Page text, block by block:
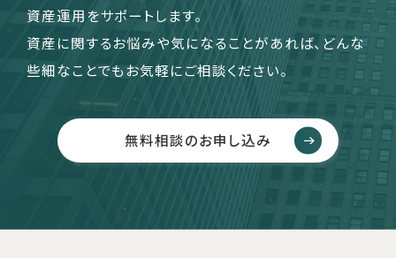
資産運用をサポートします。
資産に関するお悩みや気になることがあれば、どんな
些細なことでもお気軽にご相談ください。
無料相談のお申し込み